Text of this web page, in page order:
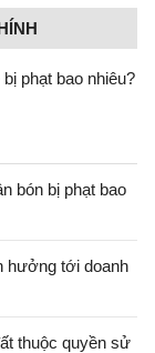
phạt bao nhiêu?
bón bị phạt bao
hưởng tới doanh
thuộc quyền sử